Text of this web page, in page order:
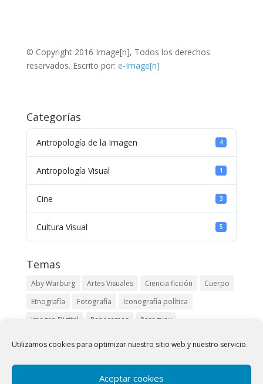
Utilizamos cookies para optimizar nuestro sitio web y nuestro servicio.
Aceptar cookies
© Copyright 2016 Image[n], Todos los derechos
reservados. Escrito por: e-Image[n]
Categorías
Antropología de la Imagen 4
Antropología Visual 1
Cine 3
Cultura Visual 5
Temas
Aby Warburg Artes Visuales Ciencia ficción
Cuerpo
Etnografía
Fotografía
Iconografía política
Imagen Digital
Panoramas
Paraguay